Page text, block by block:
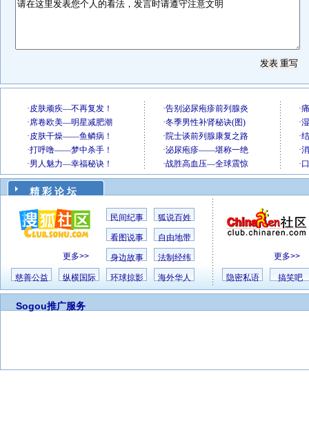
精 彩 论 坛
更多>>
民间纪事 狐说百姓
看图说事 自由地带
身边故事 法制经纬
慈善公益 纵横国际 环球掠影 海外华人
更多>>
隐密私语 搞笑吧
Sogou推广服务